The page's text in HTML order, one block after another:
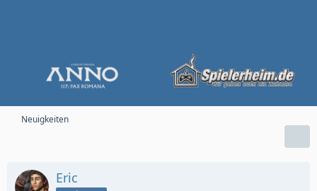
Neuigkeiten
Eric